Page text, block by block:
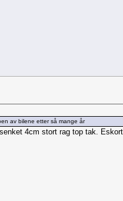
av bilene etter så mange år
4cm stort rag top tak.